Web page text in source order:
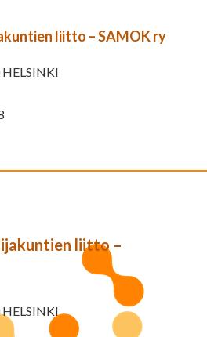
liitto – SAMOK ry
HELSINKI
liitto –
HELSINKI